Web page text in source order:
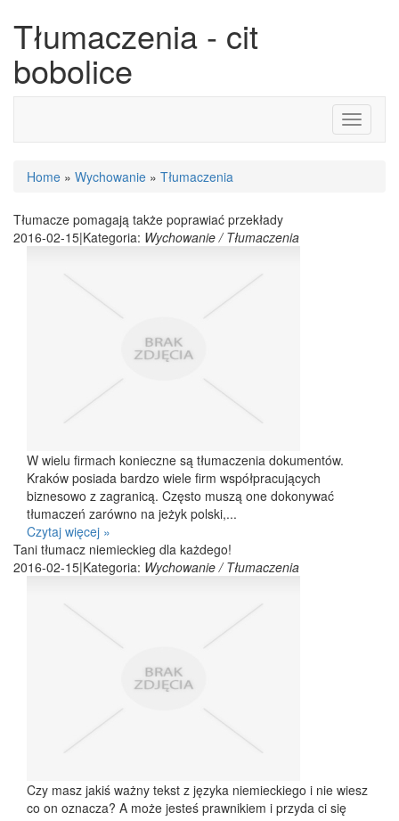
Tłumaczenia - cit
bobolice
Toggle
Home » Wychowanie » Tłumaczenia
Tłumacze pomagają także poprawiać przekłady
2016-02-15|Kategoria: Wychowanie / Tłumaczenia
W wielu firmach konieczne są tłumaczenia dokumentów.
Kraków posiada bardzo wiele firm współpracujących
biznesowo z zagranicą. Często muszą one dokonywać
tłumaczeń zarówno na jeżyk polski,...
Czytaj więcej »
Tani tłumacz niemieckieg dla każdego!
2016-02-15|Kategoria: Wychowanie / Tłumaczenia
Czy masz jakiś ważny tekst z języka niemieckiego i nie wiesz
co on oznacza? A może jesteś prawnikiem i przyda ci się